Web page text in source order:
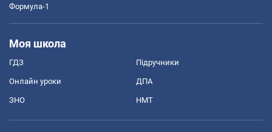
Формула-1
Моя школа
ГДЗ Підручники
Онлайн уроки ДПА
ЗНО НМТ